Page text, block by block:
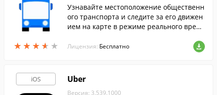
★ ★ ★ ★ ★
★ ★ ★ ★ ★
Узнавайте местоположение общественн
ого транспорта и следите за его движен
ием на карте в режиме реального време
Лицензия: Бесплатно
iOS Uber
Версия: 3.539.1000